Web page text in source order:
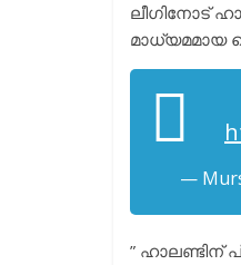
ലീഗിനോട്
മാധ്യമമായ
—
” ഹാലണ്ടിന്